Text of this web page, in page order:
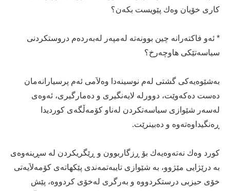
كاری‌ خۆیان وه‌ك پێویست بكه‌ن؟
* ئه‌و فاكته‌رانه‌ چین بوونه‌ته‌ له‌مپه‌ر له‌به‌رده‌م دروستكردنی‌
سیاسه‌تێكی‌ هاوچه‌رخ؟
به‌شێوه‌یه‌كی‌ گشتی‌ له‌م نوسینه‌دا وه‌لاَمی‌ ئه‌م پرسیارانه‌مان
ده‌ست ده‌كه‌وێت، دوورله‌ لایه‌نگیری و ده‌مارگیری‌، ئه‌وه‌ی‌
له‌سه‌ر شێوازی‌ سیاسه‌تكردن له‌ناو كۆمه‌ڵگه‌ی‌ كوردیدا
ڕه‌نگیداوه‌ته‌وه‌ و ده‌بینرێت.
كورد وه‌ك نه‌ته‌وه‌یه‌ك بۆ ڕزگاربوون و ڕێگریكردن له‌ سڕینه‌وه‌ی‌
به‌ درێژایی‌ مێژوو، به‌ شێوازی‌ تایبه‌تمه‌ندی‌ پێكهاته‌ی‌ كۆمه‌لاَیه‌تی‌
خۆی‌ حیزبی‌ درستكردووه‌ و به‌رگری‌ له‌خۆی‌ كردووه‌، پێش